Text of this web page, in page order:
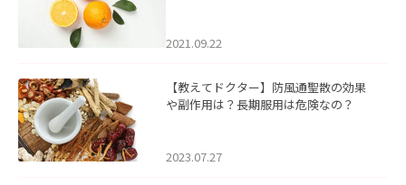
2021.09.22
【教えてドクター】防風通聖散の効果
や副作用は？長期服用は危険なの？
2023.07.27